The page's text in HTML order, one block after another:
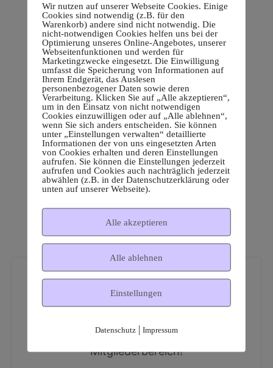
Dies ist ein geschützter
Mitgliederbereich!
Wir nutzen auf unserer Webseite Cookies. Einige
Cookies sind notwendig (z.B. für den
Warenkorb) andere sind nicht notwendig. Die
nicht-notwendigen Cookies helfen uns bei der
Optimierung unseres Online-Angebotes, unserer
Webseitenfunktionen und werden für
Marketingzwecke eingesetzt. Die Einwilligung
umfasst die Speicherung von Informationen auf
Ihrem Endgerät, das Auslesen
personenbezogener Daten sowie deren
Verarbeitung. Klicken Sie auf „Alle akzeptieren“,
um in den Einsatz von nicht notwendigen
Cookies einzuwilligen oder auf „Alle ablehnen“,
wenn Sie sich anders entscheiden. Sie können
unter „Einstellungen verwalten“ detaillierte
Informationen der von uns eingesetzten Arten
von Cookies erhalten und deren Einstellungen
aufrufen. Sie können die Einstellungen jederzeit
aufrufen und Cookies auch nachträglich jederzeit
abwählen (z.B. in der Datenschutzerklärung oder
unten auf unserer Webseite).
Alle akzeptieren
Alle ablehnen
Einstellungen
Datenschutz| Impressum